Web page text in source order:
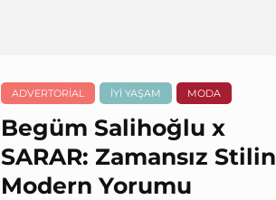
ADVERTORIAL İYI YAŞAM MODA
Begüm Salihoğlu x
SARAR: Zamansız Stilin
Modern Yorumu